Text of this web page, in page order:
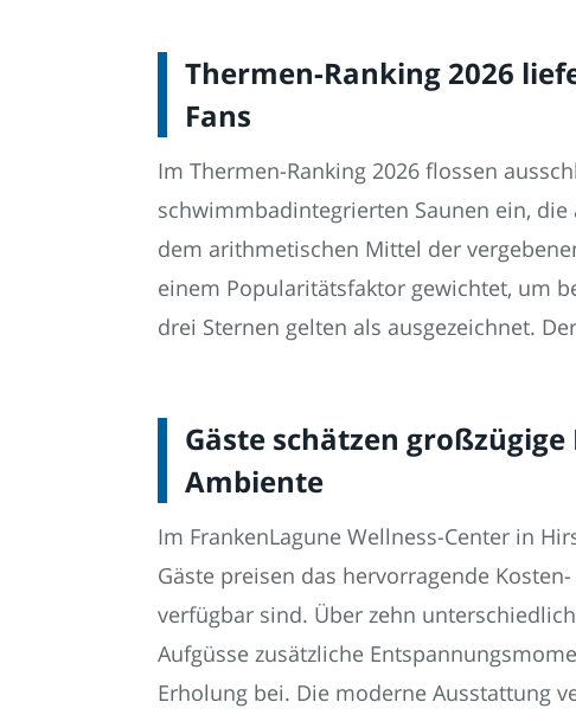
Thermen-Ranking 2026
Fans
Im Thermen-Ranking 2026 flossen
schwimmbadintegrierten Saunen ein,
dem arithmetischen Mittel der
einem Popularitätsfaktor gewichtet, um
drei Sternen gelten als ausgezeichnet.
Gäste schätzen
Ambiente
Im FrankenLagune Wellness-Center in
Gäste preisen das hervorragende
verfügbar sind. Über zehn
Aufgüsse zusätzliche
Erholung bei. Die moderne Ausstattung